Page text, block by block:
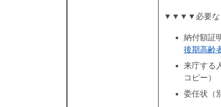
▼▼▼▼必要
納付額証
後期高齢
来庁する
コピー）
委任状（